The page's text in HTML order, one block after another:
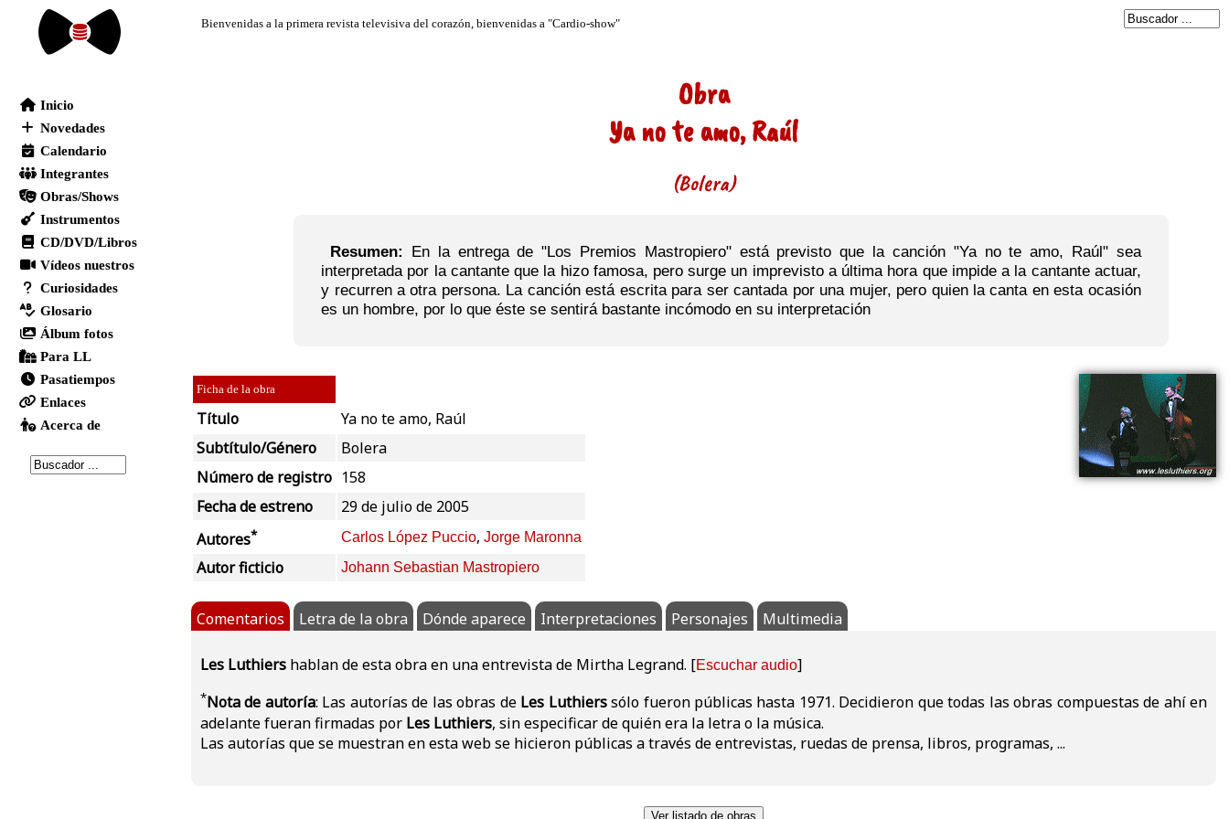
Obra
Ya no te amo, Raúl
(Bolera)
Resumen: En la entrega de "Los Premios Mastropiero" está previsto que la canción "Ya no te amo, Raúl" sea
interpretada por la cantante que la hizo famosa, pero surge un imprevisto a última hora que impide a la cantante actuar,
y recurren a otra persona. La canción está escrita para ser cantada por una mujer, pero quien la canta en esta ocasión
es un hombre, por lo que éste se sentirá bastante incómodo en su interpretación
Ficha de la obra
Título
Ya no te amo, Raúl
Subtítulo/Género
Bolera
Número de registro 158
Fecha de estreno
29 de julio de 2005
Autores* Carlos López Puccio, Jorge Maronna
Autor ficticio Johann Sebastian Mastropiero
Comentarios Letra de la obra Dónde aparece Interpretaciones Personajes Multimedia
Les Luthiers hablan de esta obra en una entrevista de Mirtha Legrand. [Escuchar audio]
*Nota de autoría: Las autorías de las obras de Les Luthierssólo fueron públicas hasta 1971. Decidieron que todas las obras compuestas de ahí en
adelante fueran firmadas por Les Luthiers, sin especificar de quién era la letra o la música.
Las autorías que se muestran en esta web se hicieron públicas a través de entrevistas, ruedas de prensa, libros, programas, ...
Ver listado de obras